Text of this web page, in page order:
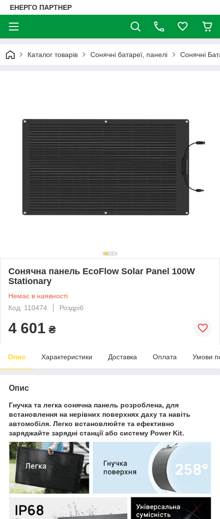
ЕНЕРГО ПАРТНЕР
Каталог товарів Сонячні батареї, панелі Сонячні
Сонячна панель EcoFlow Solar Panel 100W
Stationary
Немає в наявності
Код: 110474
Роздріб
4 601 ₴
Опис Характеристики Доставка Оплата Умови
Опис
Гнучка та легка сонячна панель розроблена, для
встановлення на нерівних поверхнях даху та навіть
автомобіля. Легко встановлюйте та ефективно
заряджайте зарядні станції або систему Power Kit.